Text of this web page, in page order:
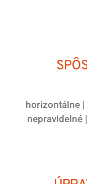
horizontálne
nepravidelné